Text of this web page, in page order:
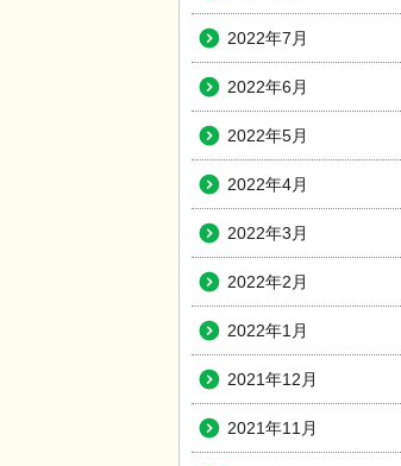
2022年7月
2022年6月
2022年5月
2022年4月
2022年3月
2022年2月
2022年1月
2021年12月
2021年11月